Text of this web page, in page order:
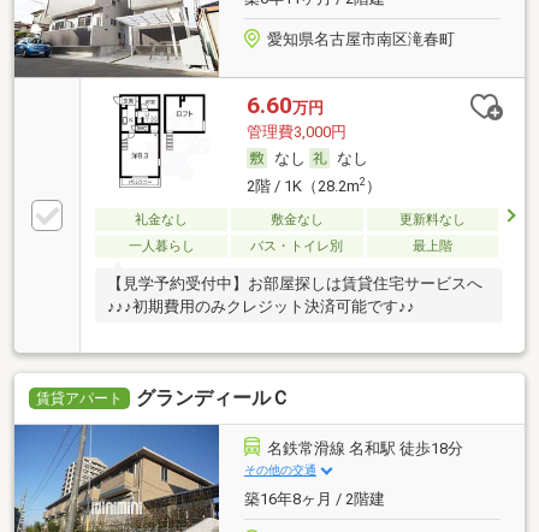
愛知県名古屋市南区滝春町
6.60万円
管理費3,000円
なし
なし
2階 / 1K（28.2m2）
礼金なし 敷金なし
更新料なし
一人暮らし
バス・トイレ別 最上階
【見学予約受付中】お部屋探しは賃貸住宅サービスへ
♪♪♪初期費用のみクレジット決済可能です♪♪
賃貸アパート グランディールＣ
名鉄常滑線 名和駅 徒歩18分
その他の交通
築16年8ヶ月 / 2階建